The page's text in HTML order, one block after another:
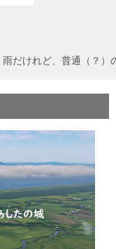
雨だけれど、普通（？）